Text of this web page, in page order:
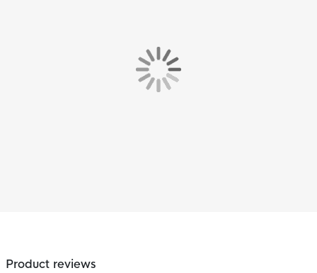
Product reviews